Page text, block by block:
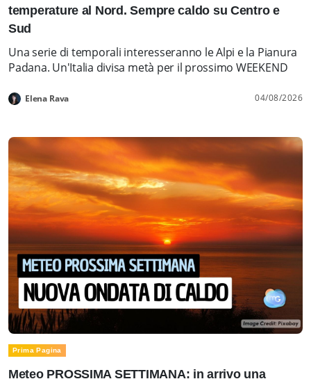
temperature al Nord. Sempre caldo su Centro e
Sud
Una serie di temporali interesseranno le Alpi e la Pianura
Padana. Un'Italia divisa metà per il prossimo WEEKEND
Elena Rava 04/08/2026
Prima Pagina
Meteo PROSSIMA SETTIMANA: in arrivo una